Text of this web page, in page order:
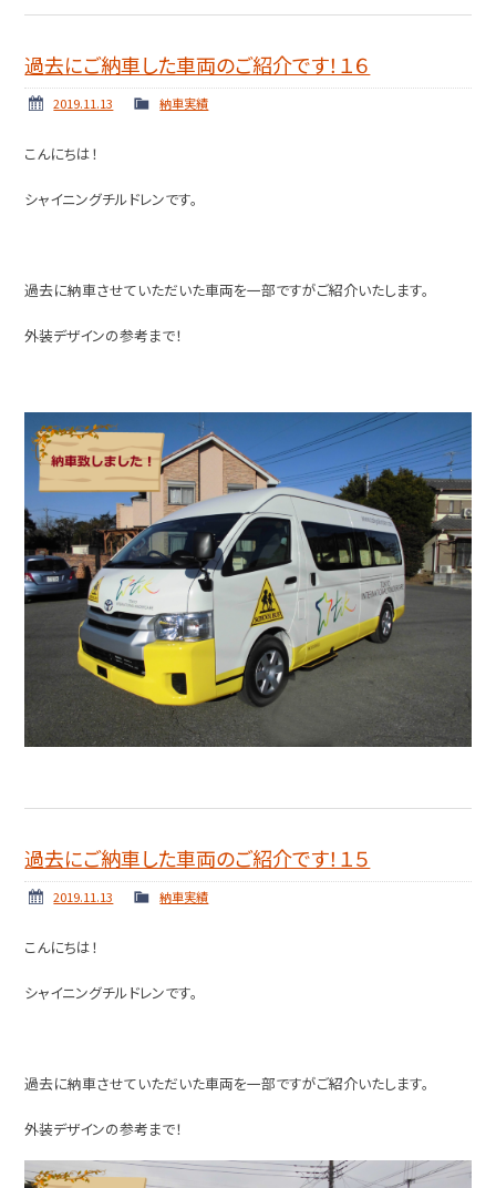
過去にご納車した車両のご紹介です！１６
2019.11.13 納車実績
こんにちは！
シャイニングチルドレンです。
過去に納車させていただいた車両を一部ですがご紹介いたします。
外装デザインの参考まで！
過去にご納車した車両のご紹介です！１５
2019.11.13 納車実績
こんにちは！
シャイニングチルドレンです。
過去に納車させていただいた車両を一部ですがご紹介いたします。
外装デザインの参考まで！